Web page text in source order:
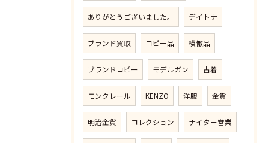
ありがとうございました。 デイトナ
ブランド買取 コピー品 模倣品
ブランドコピー モデルガン 古着
モンクレール KENZO 洋服 金貨
明治金貨 コレクション ナイター営業